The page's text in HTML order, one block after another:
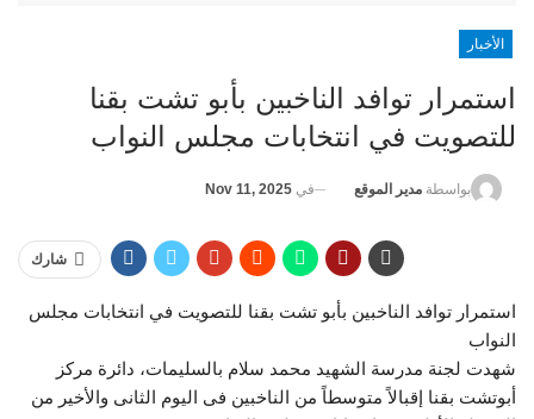
الأخبار
استمرار توافد الناخبين بأبو تشت بقنا
للتصويت في انتخابات مجلس النواب
بواسطة مدير الموقع في Nov 11, 2025
شارك
استمرار توافد الناخبين بأبو تشت بقنا للتصويت في انتخابات مجلس
النواب
شهدت لجنة مدرسة الشهيد محمد سلام بالسليمات، دائرة مركز
أبوتشت بقنا إقبالاً متوسطاً من الناخبين فى اليوم الثانى والأخير من